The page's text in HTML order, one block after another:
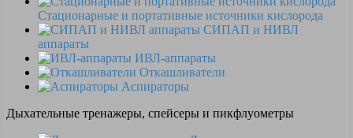
Стационарные и портативные источники кислорода
СИПАП и НИВЛ
аппараты
ИВЛ-аппараты
Откашливатели
Аспираторы
Дыхательные тренажеры, спейсеры и пикфлуометры